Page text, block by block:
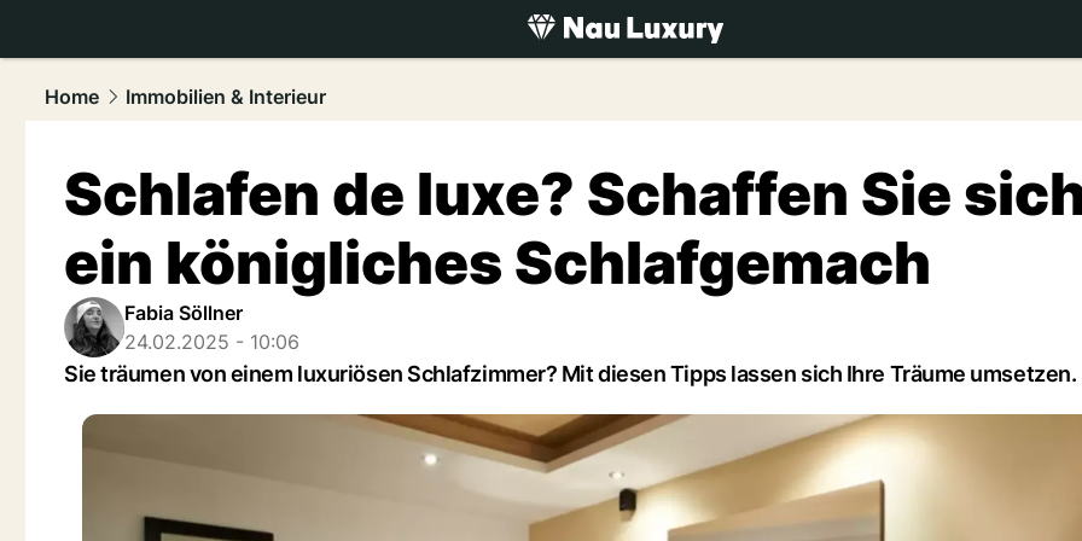
luxury.NAU.ch
Home
Immobilien & Interieur
Schlafen de luxe? Schaffen Sie
ein königliches Schlafgemach
Fabia Söllner
24.02.2025 - 10:06
Sie träumen von einem luxuriösen Schlafzimmer? Mit diesen Tipps lassen sich Ihre Träume umsetzen.